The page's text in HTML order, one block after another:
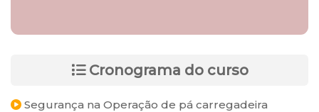
Cronograma do curso
Segurança na Operação de pá carregadeira